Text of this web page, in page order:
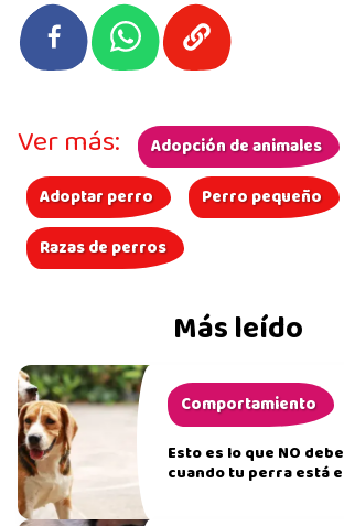
Más leído
Comportamiento
Esto es lo que NO
cuando tu perra está
Ver más: Adopción de animales
Adoptar perro
Perro pequeño
Razas de perros